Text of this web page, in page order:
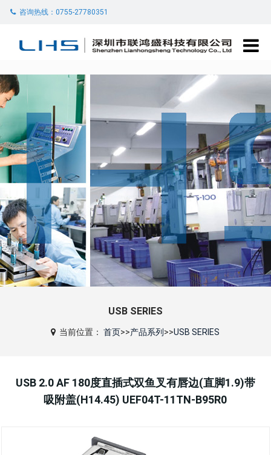
咨询热线：0755-27780351
USB SERIES
当前位置：首页>>产品系列 >>USB SERIES
USB 2.0 AF 180度直插式双鱼叉有唇边(直脚1.9)带
吸附盖(H14.45) UEF04T-11TN-B95R0